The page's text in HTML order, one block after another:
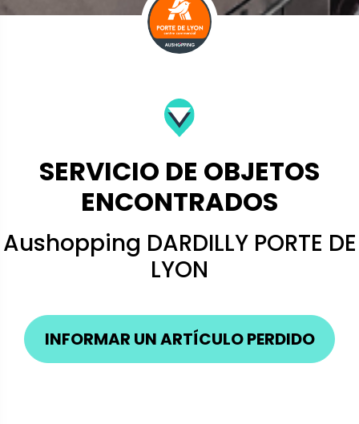
SERVICIO DE OBJETOS
ENCONTRADOS
Aushopping DARDILLY PORTE DE
LYON
INFORMAR UN ARTÍCULO PERDIDO